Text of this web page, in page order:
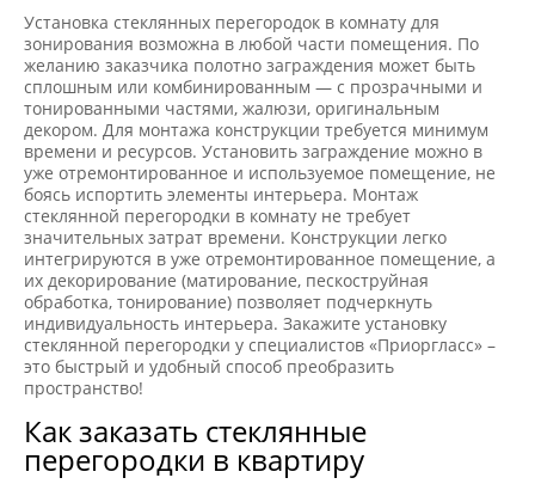
Установка стеклянных перегородок в комнату для
зонирования возможна в любой части помещения. По
желанию заказчика полотно заграждения может быть
сплошным или комбинированным — с прозрачными и
тонированными частями, жалюзи, оригинальным
декором. Для монтажа конструкции требуется минимум
времени и ресурсов. Установить заграждение можно в
уже отремонтированное и используемое помещение, не
боясь испортить элементы интерьера. Монтаж
стеклянной перегородки в комнату не требует
значительных затрат времени. Конструкции легко
интегрируются в уже отремонтированное помещение, а
их декорирование (матирование, пескоструйная
обработка, тонирование) позволяет подчеркнуть
индивидуальность интерьера. Закажите установку
стеклянной перегородки у специалистов «Приоргласс» –
это быстрый и удобный способ преобразить
пространство!
Как заказать стеклянные
перегородки в квартиру